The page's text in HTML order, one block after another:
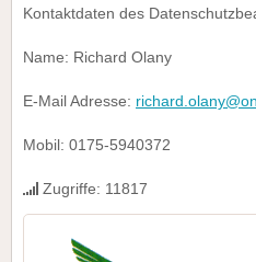
Kontaktdaten des
Name: Richard Olany
E-Mail Adresse:
Mobil: 0175-5940372
Zugriffe: 11817